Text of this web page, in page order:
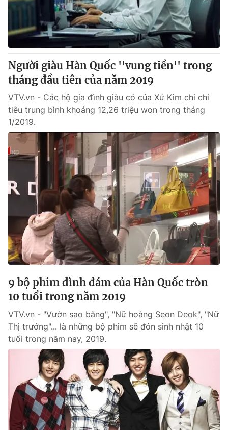
Người giàu Hàn Quốc ''vung tiền'' trong
tháng đầu tiên của năm 2019
VTV.vn - Các hộ gia đình giàu có của Xứ Kim chi chi
tiêu trung bình khoảng 12,26 triệu won trong tháng
1/2019.
9 bộ phim đình đám của Hàn Quốc tròn
10 tuổi trong năm 2019
VTV.vn - "Vườn sao băng", "Nữ hoàng Seon Deok", "Nữ
Thị trưởng"... là những bộ phim sẽ đón sinh nhật 10
tuổi trong năm nay, 2019.